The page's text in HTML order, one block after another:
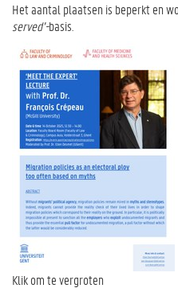
Het aantal plaatsen is beperkt en
served’-basis.
Klik om te vergroten